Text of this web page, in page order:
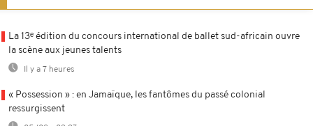
La 13ᵉ édition du concours international de ballet sud-africain ouvre
la scène aux jeunes talents
Il y a 7 heures
« Possession » : en Jamaïque, les fantômes du passé colonial
ressurgissent